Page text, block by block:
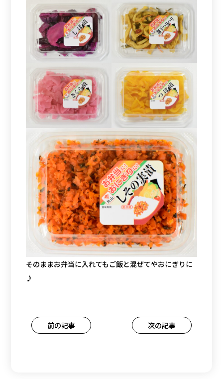
そのままお弁当に入れてもご飯と混ぜてやおにぎりに
♪
投
稿
前の記事 次の記事